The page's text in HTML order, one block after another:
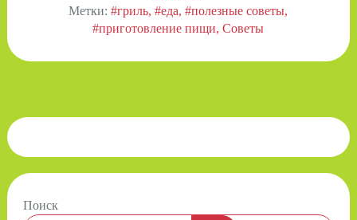
Метки:#гриль #еда #полезные советы
#приготовление пищи Советы
Поиск